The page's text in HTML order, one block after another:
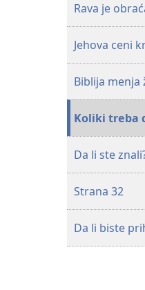
Rava je
Jehova ceni
Biblija menja
Koliki treba
Da li ste
Strana 32
Da li biste